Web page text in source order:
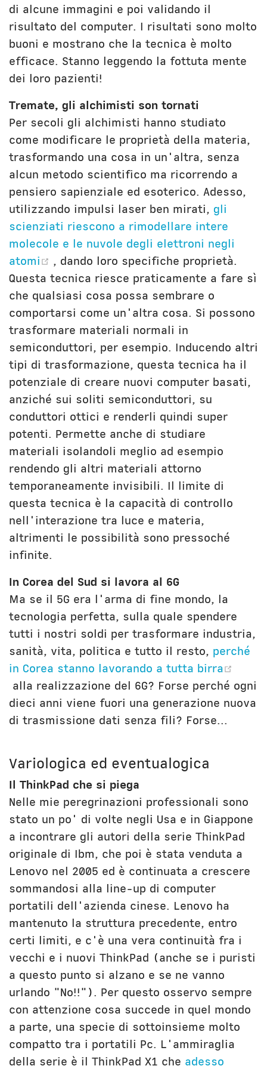
di alcune immagini e poi validando il
risultato del computer. I risultati sono molto
buoni e mostrano che la tecnica è molto
efficace. Stanno leggendo la fottuta mente
dei loro pazienti!
Tremate, gli alchimisti son tornati
Per secoli gli alchimisti hanno studiato
come modificare le proprietà della materia,
trasformando una cosa in un'altra, senza
alcun metodo scientifico ma ricorrendo a
pensiero sapienziale ed esoterico. Adesso,
utilizzando impulsi laser ben mirati, gli
scienziati riescono a rimodellare intere
molecole e le nuvole degli elettroni negli
atomi
(opens new window)
, dando loro specifiche proprietà.
Questa tecnica riesce praticamente a fare sì
che qualsiasi cosa possa sembrare o
comportarsi come un'altra cosa. Si possono
trasformare materiali normali in
semiconduttori, per esempio. Inducendo altri
tipi di trasformazione, questa tecnica ha il
potenziale di creare nuovi computer basati,
anziché sui soliti semiconduttori, su
conduttori ottici e renderli quindi super
potenti. Permette anche di studiare
materiali isolandoli meglio ad esempio
rendendo gli altri materiali attorno
temporaneamente invisibili. Il limite di
questa tecnica è la capacità di controllo
nell'interazione tra luce e materia,
altrimenti le possibilità sono pressoché
infinite.
In Corea del Sud si lavora al 6G
Ma se il 5G era l'arma di fine mondo, la
tecnologia perfetta, sulla quale spendere
tutti i nostri soldi per trasformare industria,
sanità, vita, politica e tutto il resto, perché
in Corea stanno lavorando a tutta birra
(opens new window)
alla realizzazione del 6G? Forse perché ogni
dieci anni viene fuori una generazione nuova
di trasmissione dati senza fili? Forse...
Variologica ed eventualogica
Il ThinkPad che si piega
Nelle mie peregrinazioni professionali sono
stato un po' di volte negli Usa e in Giappone
a incontrare gli autori della serie ThinkPad
originale di Ibm, che poi è stata venduta a
Lenovo nel 2005 ed è continuata a crescere
sommandosi alla line-up di computer
portatili dell'azienda cinese. Lenovo ha
mantenuto la struttura precedente, entro
certi limiti, e c'è una vera continuità fra i
vecchi e i nuovi ThinkPad (anche se i puristi
a questo punto si alzano e se ne vanno
urlando "No!!"). Per questo osservo sempre
con attenzione cosa succede in quel mondo
a parte, una specie di sottoinsieme molto
compatto tra i portatili Pc. L'ammiraglia
della serie è il ThinkPad X1 che adesso